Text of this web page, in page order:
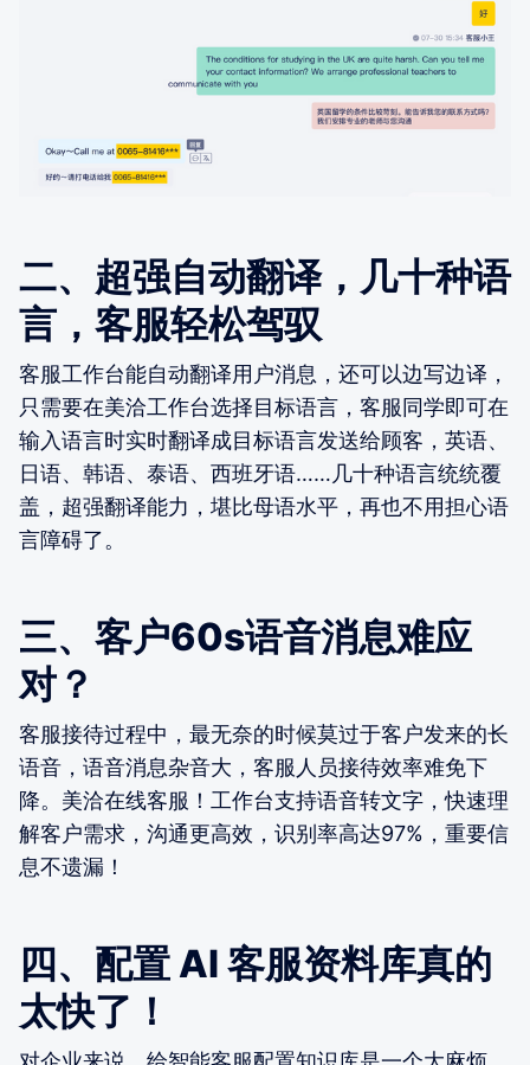
二、超强自动翻译，几十种语
言，客服轻松驾驭
客服工作台能自动翻译用户消息，还可以边写边译，
只需要在美洽工作台选择目标语言，客服同学即可在
输入语言时实时翻译成目标语言发送给顾客，英语、
日语、韩语、泰语、西班牙语……几十种语言统统覆
盖，超强翻译能力，堪比母语水平，再也不用担心语
言障碍了。
三、客户60s语音消息难应
对？
客服接待过程中，最无奈的时候莫过于客户发来的长
语音，语音消息杂音大，客服人员接待效率难免下
降。美洽在线客服！工作台支持语音转文字，快速理
解客户需求，沟通更高效，识别率高达97%，重要信
息不遗漏！
四、配置 AI 客服资料库真的
太快了！